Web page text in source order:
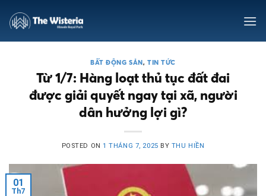
BẤT ĐỘNG SẢN, TIN TỨC
Từ 1/7: Hàng loạt thủ tục đất đai
được giải quyết ngay tại xã, người
dân hưởng lợi gì?
POSTED ON1 THÁNG 7, 2025 BY THU HIỀN
01
Th7